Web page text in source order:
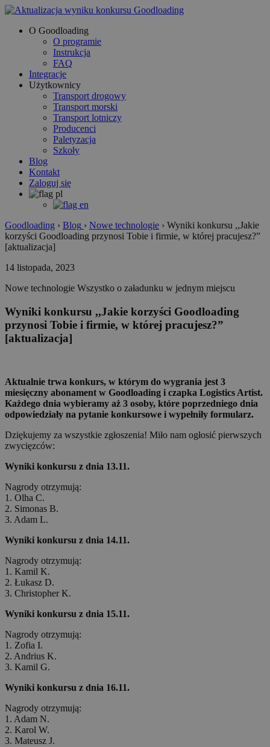
O Goodloading
O programie
Instrukcja
FAQ
Integracje
Użytkownicy
Transport drogowy
Transport morski
Transport lotniczy
Producenci
Paletyzacja
Szkoły
Blog
Kontakt
Zaloguj się
Goodloading › Blog › Nowe technologie › Wyniki konkursu ,,Jakie
korzyści Goodloading przynosi Tobie i firmie, w której pracujesz?”
[aktualizacja]
14 listopada, 2023
Nowe technologie Wszystko o załadunku w jednym miejscu
Wyniki konkursu ,,Jakie korzyści Goodloading
przynosi Tobie i firmie, w której pracujesz?”
[aktualizacja]
Aktualnie trwa konkurs, w którym do wygrania jest 3
miesięczny abonament w Goodloading i czapka Logistics Artist.
Każdego dnia wybieramy aż 3 osoby, które poprzedniego dnia
odpowiedziały na pytanie konkursowe i wypełniły formularz.
Dziękujemy za wszystkie zgłoszenia! Miło nam ogłosić pierwszych
zwycięzców:
Wyniki konkursu z dnia 13.11.
Nagrody otrzymują:
1. Olha C.
2. Simonas B.
3. Adam L.
Wyniki konkursu z dnia 14.11.
Nagrody otrzymują:
1. Kamil K.
2. Łukasz D.
3. Christopher K.
Wyniki konkursu z dnia 15.11.
Nagrody otrzymują:
1. Zofia I.
2. Andrius K.
3. Kamil G.
Wyniki konkursu z dnia 16.11.
Nagrody otrzymują:
1. Adam N.
2. Karol W.
3. Mateusz J.